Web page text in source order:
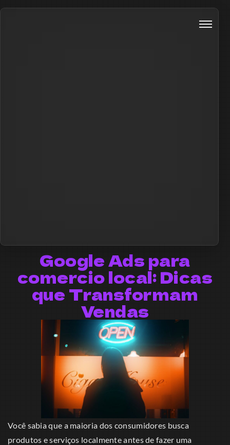
Google Ads para
comercio local: Dicas
que Transformam
Vendas
Você sabia que a maioria dos consumidores busca
produtos e serviços localmente antes de fazer uma